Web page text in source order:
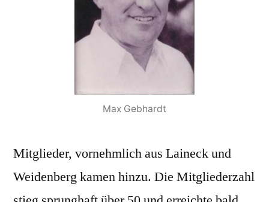
Max Gebhardt
Mitglieder, vornehmlich aus Laineck und
Weidenberg kamen hinzu. Die Mitgliederzahl